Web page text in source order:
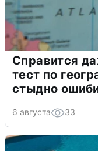
Справится
тест по
стыдно
6 августа 33